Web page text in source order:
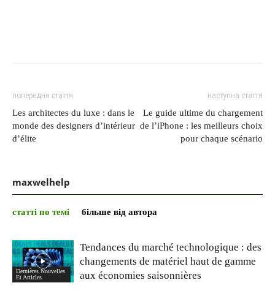
попередня стаття
Les architectes du luxe : dans le
monde des designers d’intérieur
d’élite
наступна стаття
Le guide ultime du chargement
de l’iPhone : les meilleurs choix
pour chaque scénario
maxwelhelp
статті по темі більше від автора
Dernières Nouvelles
Et Articles
Tendances du marché technologique : des
changements de matériel haut de gamme
aux économies saisonnières